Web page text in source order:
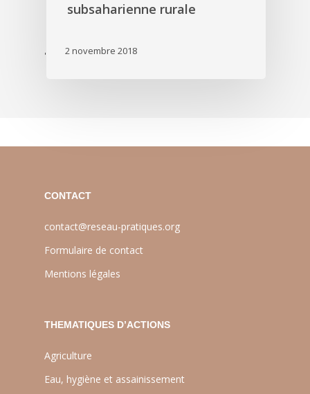
'
subsaharienne rurale
2 novembre 2018
CONTACT
contact@reseau-pratiques.org
Formulaire de contact
Mentions légales
THEMATIQUES D’ACTIONS
Agriculture
Eau, hygiène et assainissement